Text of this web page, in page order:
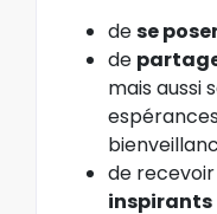
dese
de
mais aussi
de recevoir
inspirants